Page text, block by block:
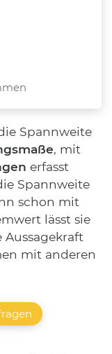
Spannweite
, mit
erfasst
Spannweite
schon mit
lässt sie
mit anderen